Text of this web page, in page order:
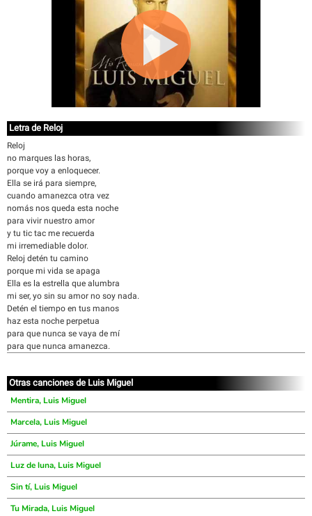
Letra de Reloj
Reloj
no marques las horas,
porque voy a enloquecer.
Ella se irá para siempre,
cuando amanezca otra vez
nomás nos queda esta noche
para vivir nuestro amor
y tu tic tac me recuerda
mi irremediable dolor.
Reloj detén tu camino
porque mi vida se apaga
Ella es la estrella que alumbra
mi ser, yo sin su amor no soy nada.
Detén el tiempo en tus manos
haz esta noche perpetua
para que nunca se vaya de mí
para que nunca amanezca.
Otras canciones de Luis Miguel
Mentira, Luis Miguel
Marcela, Luis Miguel
Júrame, Luis Miguel
Luz de luna, Luis Miguel
Sin tí, Luis Miguel
Tu Mirada, Luis Miguel